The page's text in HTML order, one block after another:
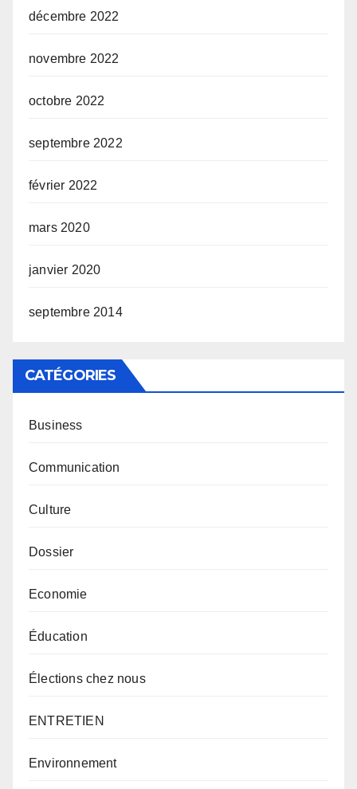
décembre 2022
novembre 2022
octobre 2022
septembre 2022
février 2022
mars 2020
janvier 2020
septembre 2014
CATÉGORIES
Business
Communication
Culture
Dossier
Economie
Éducation
Élections chez nous
ENTRETIEN
Environnement